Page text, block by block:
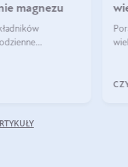
magnezu
Dowiesz się